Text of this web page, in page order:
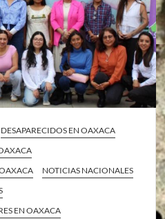
DESAPARECIDOS EN OAXACA
NOTICIAS NACIONALES
EN OAXACA